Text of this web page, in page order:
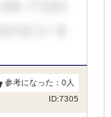
ID:7305
参考になった： 0人